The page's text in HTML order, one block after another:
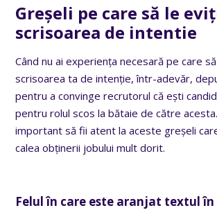
Greșeli pe care să le
scrisoarea de intentie
Când nu ai experiența necesară pe care
scrisoarea ta de intenție, într-adevăr,
pentru a convinge recrutorul că ești
pentru rolul scos la bătaie de către
important să fii atent la aceste greșeli
calea obținerii jobului mult dorit.
Felul în care este aranjat textul în